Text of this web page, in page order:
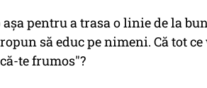
pentru a trasa o linie de la
să educ pe nimeni. Că tot
te frumos"?